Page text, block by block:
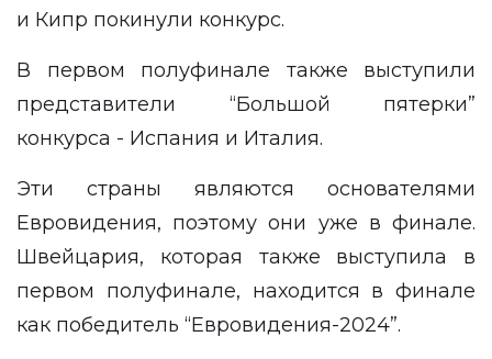
и Кипр покинули конкурс.
В первом полуфинале также выступили
представители “Большой пятерки”
конкурса - Испания и Италия.
Эти страны являются основателями
Евровидения, поэтому они уже в финале.
Швейцария, которая также выступила в
первом полуфинале, находится в финале
как победитель “Евровидения-2024”.